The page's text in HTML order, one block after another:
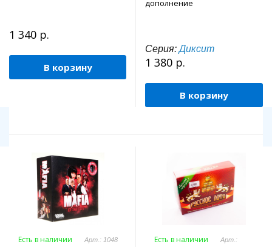
1 340 р.
В корзину
дополнение
Серия:Диксит
1 380 р.
В корзину
Есть в наличии Арт.: 1048 Есть в наличии Арт.: